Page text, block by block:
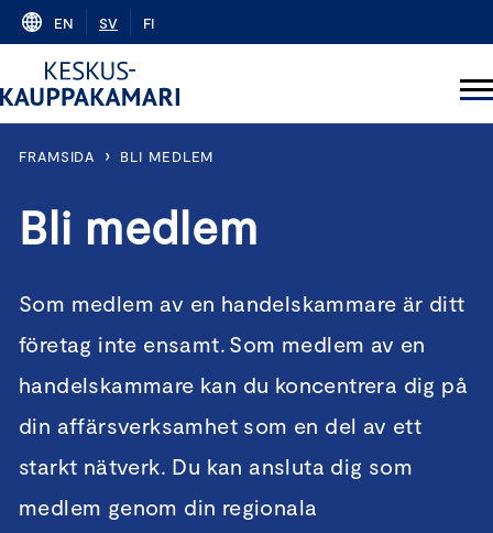
Skip
content
EN SV FI
FRAMSIDA › BLI MEDLEM
Bli medlem
Som medlem av en handelskammare är ditt
företag inte ensamt. Som medlem av en
handelskammare kan du koncentrera dig på
din affärsverksamhet som en del av ett
starkt nätverk. Du kan ansluta dig som
medlem genom din regionala